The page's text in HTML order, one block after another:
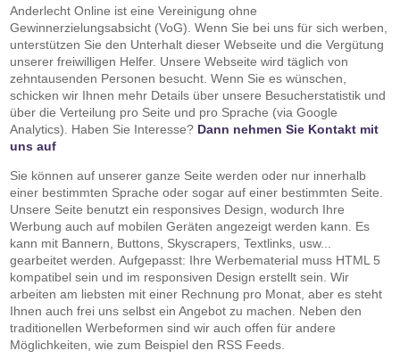
Anderlecht Online ist eine Vereinigung ohne
Gewinnerzielungsabsicht (VoG). Wenn Sie bei uns für sich werben,
unterstützen Sie den Unterhalt dieser Webseite und die Vergütung
unserer freiwilligen Helfer. Unsere Webseite wird täglich von
zehntausenden Personen besucht. Wenn Sie es wünschen,
schicken wir Ihnen mehr Details über unsere Besucherstatistik und
über die Verteilung pro Seite und pro Sprache (via Google
Analytics). Haben Sie Interesse? Dann nehmen Sie Kontakt mit
uns auf
Sie können auf unserer ganze Seite werden oder nur innerhalb
einer bestimmten Sprache oder sogar auf einer bestimmten Seite.
Unsere Seite benutzt ein responsives Design, wodurch Ihre
Werbung auch auf mobilen Geräten angezeigt werden kann. Es
kann mit Bannern, Buttons, Skyscrapers, Textlinks, usw...
gearbeitet werden. Aufgepasst: Ihre Werbematerial muss HTML 5
kompatibel sein und im responsiven Design erstellt sein. Wir
arbeiten am liebsten mit einer Rechnung pro Monat, aber es steht
Ihnen auch frei uns selbst ein Angebot zu machen. Neben den
traditionellen Werbeformen sind wir auch offen für andere
Möglichkeiten, wie zum Beispiel den RSS Feeds.